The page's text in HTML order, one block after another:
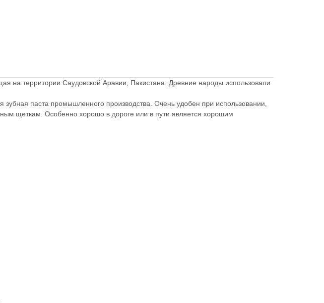
на территории Саудовской Аравии, Пакистана.
Древние народы использовали
паста промышленного производства. Очень удобен при использовании,
щеткам. Особенно хорошо в дороге или в пути является хорошим